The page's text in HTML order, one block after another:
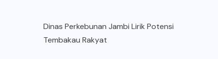
Dinas Perkebunan Jambi Lirik Potensi
Tembakau Rakyat